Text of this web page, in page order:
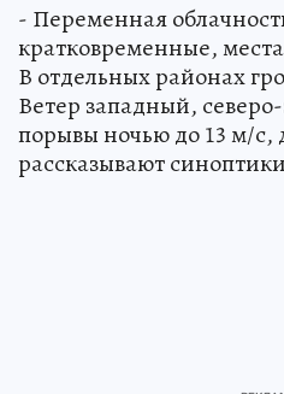
- Переменная
кратковременные,
В отдельных районах
Ветер западный,
порывы ночью до 13 м/с,
рассказывают